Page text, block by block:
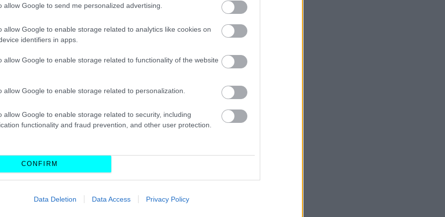
allow Google to send me personalized advertising.
allow Google to enable storage related to analytics like cookies on
identifiers in apps.
allow Google to enable storage related to functionality of the website
allow Google to enable storage related to personalization.
allow Google to enable storage related to security, including
functionality and fraud prevention, and other user protection.
CONFIRM
Data Deletion Data Access Privacy Policy
PUMA ΑΠΟ 21.528 ΕΥΡΩ
ΚΑΥΣΑΕΡΙΩΝ; ΚΛΕΙΣΕ ΡΑΝΤΕΒΟΥ
ΝΕΑ MERCEDES GLB
απόψεις για ταηλεκτρικά αυτοκίνητα.
για το εάν τα